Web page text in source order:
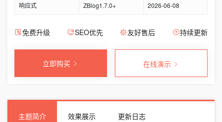
响应式 ZBlog1.7.0+ 2026-06-08
免费升级 SEO优先 友好售后 持续更新
立即购买 在线演示
主题简介 效果展示 更新日志